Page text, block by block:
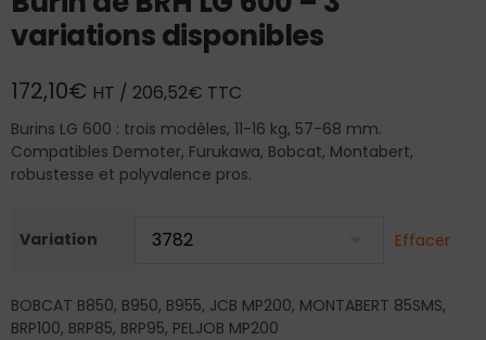
variations disponibles
172,10€ HT / 206,52€ TTC
Burins LG 600 : trois modèles, 11-16 kg, 57-68 mm.
Compatibles Demoter, Furukawa, Bobcat, Montabert,
robustesse et polyvalence pros.
Variation Effacer
BOBCAT B850, B950, B955, JCB MP200, MONTABERT 85SMS,
BRP100, BRP85, BRP95, PELJOB MP200